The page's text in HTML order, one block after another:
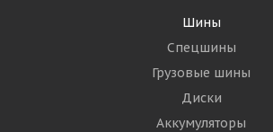
Шины
Спецшины
Грузовые шины
Диски
Аккумуляторы